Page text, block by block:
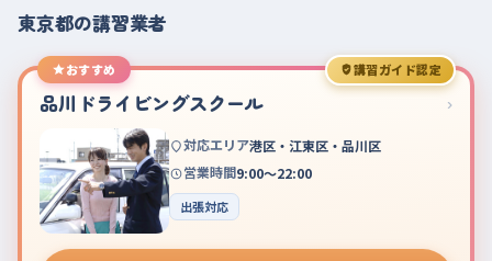
東京都の講習業者
おすすめ 講習ガイド認定
品川ドライビングスクール ›
対応エリア港区・江東区・品川区
営業時間9:00～22:00
出張対応